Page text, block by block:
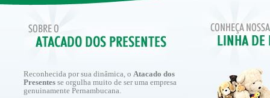
Reconhecida por sua dinâmica, o Atacado dos
Presentes se orgulha muito de ser uma empresa
genuinamente Pernambucana.